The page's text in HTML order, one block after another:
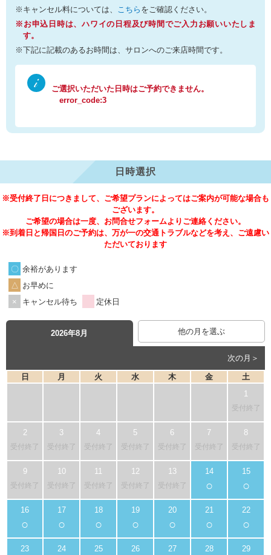
※キャンセル料については、 こちら をご確認ください。
※お申込日時は、ハワイの日程及び時間でご入力お願いいたしま
す。
※下記に記載のあるお時間は、サロンへのご来店時間です。
ご選択いただいた日時はご予約できません。
error_code:3
日時選択
※受付終了日につきまして、ご希望プランによってはご案内が可能な場合も
ございます。
ご希望の場合は一度、お問合せフォームよりご連絡ください。
※到着日と帰国日のご予約は、万が一の交通トラブルなどを考え、ご遠慮い
ただいております
余裕があります
お早めに
キャンセル待ち
定休日
2026年8月 他の月を選ぶ
次の月＞
日 月 火 水 木 金 土
受付終了
受付終了 受付終了 受付終了 受付終了 受付終了 受付終了 受付終了
受付終了 受付終了 受付終了 受付終了 受付終了 ○ ○
○ ○ ○ ○ ○ ○ ○